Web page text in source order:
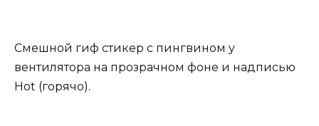
Смешной гиф стикер с пингвином у
вентилятора на прозрачном фоне и надписью
Hot (горячо).